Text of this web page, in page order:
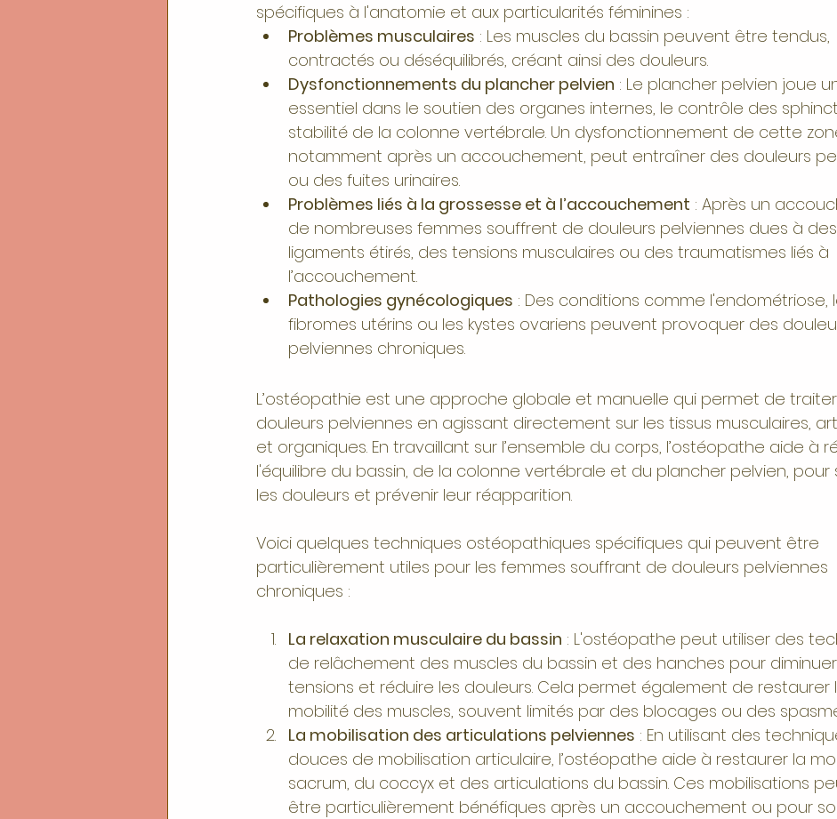
spécifiques à l'anatomie et aux particularités féminines :
Problèmes musculaires : Les muscles du bassin peuvent être tendus,
contractés ou déséquilibrés, créant ainsi des douleurs.
Dysfonctionnements du plancher pelvien : Le plancher pelvien joue
essentiel dans le soutien des organes internes, le contrôle des
stabilité de la colonne vertébrale. Un dysfonctionnement de cette
notamment après un accouchement, peut entraîner des douleurs
ou des fuites urinaires.
Problèmes liés à la grossesse et à l’accouchement : Après un
de nombreuses femmes souffrent de douleurs pelviennes dues à des
ligaments étirés, des tensions musculaires ou des traumatismes liés à
l’accouchement.
Pathologies gynécologiques : Des conditions comme l'endométriose,
fibromes utérins ou les kystes ovariens peuvent provoquer des
pelviennes chroniques.
L’ostéopathie est une approche globale et manuelle qui permet de
douleurs pelviennes en agissant directement sur les tissus musculaires,
et organiques. En travaillant sur l’ensemble du corps, l’ostéopathe aide à
l'équilibre du bassin, de la colonne vertébrale et du plancher pelvien, pour
les douleurs et prévenir leur réapparition.
Voici quelques techniques ostéopathiques spécifiques qui peuvent être
particulièrement utiles pour les femmes souffrant de douleurs pelviennes
chroniques :
La relaxation musculaire du bassin : L'ostéopathe peut utiliser des
de relâchement des muscles du bassin et des hanches pour
tensions et réduire les douleurs. Cela permet également de restaurer
mobilité des muscles, souvent limités par des blocages ou des
La mobilisation des articulations pelviennes : En utilisant des
douces de mobilisation articulaire, l’ostéopathe aide à restaurer la
sacrum, du coccyx et des articulations du bassin. Ces mobilisations
être particulièrement bénéfiques après un accouchement ou pour